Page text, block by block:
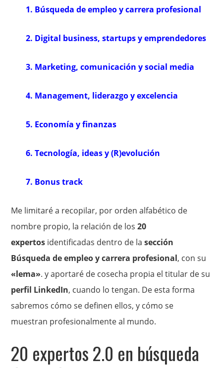
1. Búsqueda de empleo y carrera profesional
2. Digital business, startups y emprendedores
3. Marketing, comunicación y social media
4. Management, liderazgo y excelencia
5. Economía y finanzas
6. Tecnología, ideas y (R)evolución
7. Bonus track
Me limitaré a recopilar, por orden alfabético de
nombre propio, la relación de los20
expertos identificadas dentro de lasección
Búsqueda de empleo y carrera profesional, con su
«lema». y aportaré de cosecha propia el titular de su
perfil LinkedIn, cuando lo tengan. De esta forma
sabremos cómo se definen ellos, y cómo se
muestran profesionalmente al mundo.
20 expertos 2.0 en búsqueda